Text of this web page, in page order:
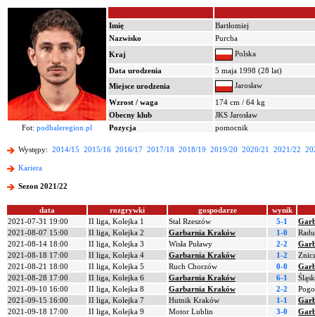
Imię
Bartłomiej
Nazwisko
Purcha
Kraj
Polska
Data urodzenia
5 maja 1998 (28 lat)
Miejsce urodzenia
Jarosław
Wzrost / waga
174 cm / 64 kg
Obecny klub
JKS Jarosław
Fot: podhaleregion.pl Pozycja pomocnik
Występy: 2014/15 2015/16 2016/17 2017/18 2018/19 2019/20 2020/21 2021/22
Kariera
Sezon 2021/22
data rozgrywki gospodarze
wynik
2021-07-31 19:00
II liga, Kolejka 1 Stal Rzeszów 5-1
2021-08-07 15:00
II liga, Kolejka 2 Garbarnia Kraków 1-0
2021-08-14 18:00
II liga, Kolejka 3 Wisła Puławy 2-2
2021-08-18 17:00
II liga, Kolejka 4 Garbarnia Kraków 1-2
2021-08-21 18:00
II liga, Kolejka 5 Ruch Chorzów 0-0
2021-08-28 17:00
II liga, Kolejka 6 Garbarnia Kraków 6-1
2021-09-10 16:00
II liga, Kolejka 8 Garbarnia Kraków 2-2
2021-09-15 16:00
II liga, Kolejka 7 Hutnik Kraków 1-1
2021-09-18 17:00
II liga, Kolejka 9 Motor Lublin 3-0